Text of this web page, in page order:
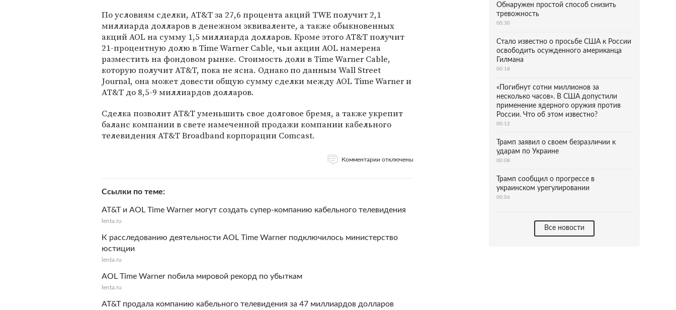
По условиям сделки, AT&T за 27,6 процента акций TWE получит 2,1
миллиарда долларов в денежном эквиваленте, а также обыкновенных
акций AOL на сумму 1,5 миллиарда долларов. Кроме этого AT&T получит
21-процентную долю в Time Warner Cable, чьи акции AOL намерена
разместить на фондовом рынке. Стоимость доли в Time Warner Cable,
которую получит AT&T, пока не ясна. Однако по данным Wall Street
Journal, она может довести общую сумму сделки между AOL Time Warner и
AT&T до 8,5-9 миллиардов долларов.
Сделка позволит AT&T уменьшить свое долговое бремя, а также укрепит
баланс компании в свете намеченной продажи компании кабельного
телевидения AT&T Broadband корпорации Comcast.
Комментарии отключены
Ссылки по теме
AT&T и AOL Time Warner могут создать супер-компанию кабельного телевидения
lenta.ru
К расследованию деятельности AOL Time Warner подключилось министерство
юстиции
lenta.ru
AOL Time Warner побила мировой рекорд по убыткам
lenta.ru
AT&T продала компанию кабельного телевидения за 47 миллиардов долларов
Обнаружен простой способ снизить
тревожность
00:30
Стало известно о просьбе США к России
освободить осужденного американца
Гилмана
00:18
«Погибнут сотни миллионов за
несколько часов». В США допустили
применение ядерного оружия против
России. Что об этом известно?
00:12
Трамп заявил о своем безразличии к
ударам по Украине
00:08
Трамп сообщил о прогрессе в
украинском урегулировании
00:06
Все новости